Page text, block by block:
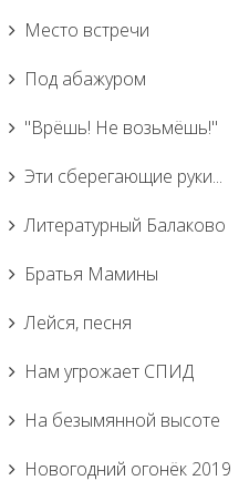
Место встречи
Под абажуром
"Врёшь! Не возьмёшь!"
Эти сберегающие руки...
Литературный Балаково
Братья Мамины
Лейся, песня
Нам угрожает СПИД
На безымянной высоте
Новогодний огонёк 2019